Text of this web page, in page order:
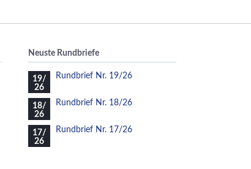
Neuste Rundbriefe
19/
26
Rundbrief Nr. 19/26
18/
26
Rundbrief Nr. 18/26
17/
26
Rundbrief Nr. 17/26